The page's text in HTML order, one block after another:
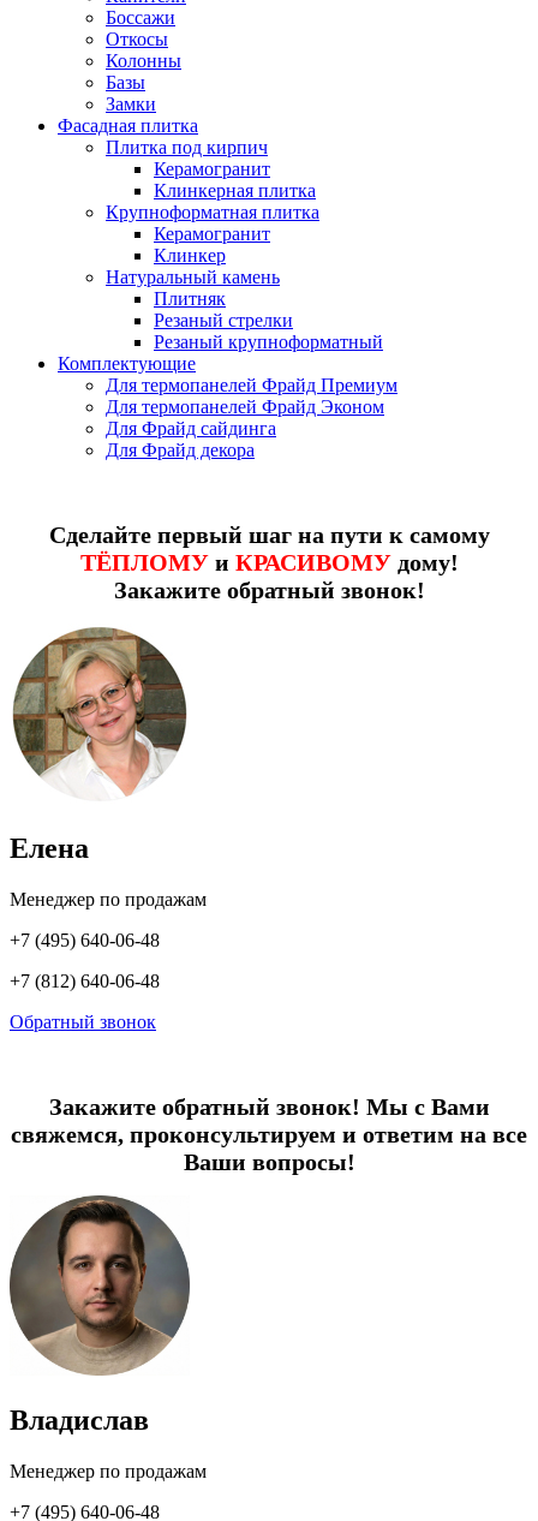
Боссажи
Откосы
Колонны
Базы
Замки
Фасадная плитка
Плитка под кирпич
Керамогранит
Клинкерная плитка
Крупноформатная плитка
Керамогранит
Клинкер
Натуральный камень
Плитняк
Резаный стрелки
Резаный крупноформатный
Комплектующие
Для термопанелей Фрайд Премиум
Для термопанелей Фрайд Эконом
Для Фрайд сайдинга
Для Фрайд декора
Сделайте первый шаг на пути к самому
ТЁПЛОМУи КРАСИВОМУдому!
Закажите обратный звонок!
Елена
Менеджер по продажам
+7 (495) 640-06-48
+7 (812) 640-06-48
Обратный звонок
Закажите обратный звонок! Мы с Вами
свяжемся, проконсультируем и ответим на все
Ваши вопросы!
Владислав
Менеджер по продажам
+7 (495) 640-06-48